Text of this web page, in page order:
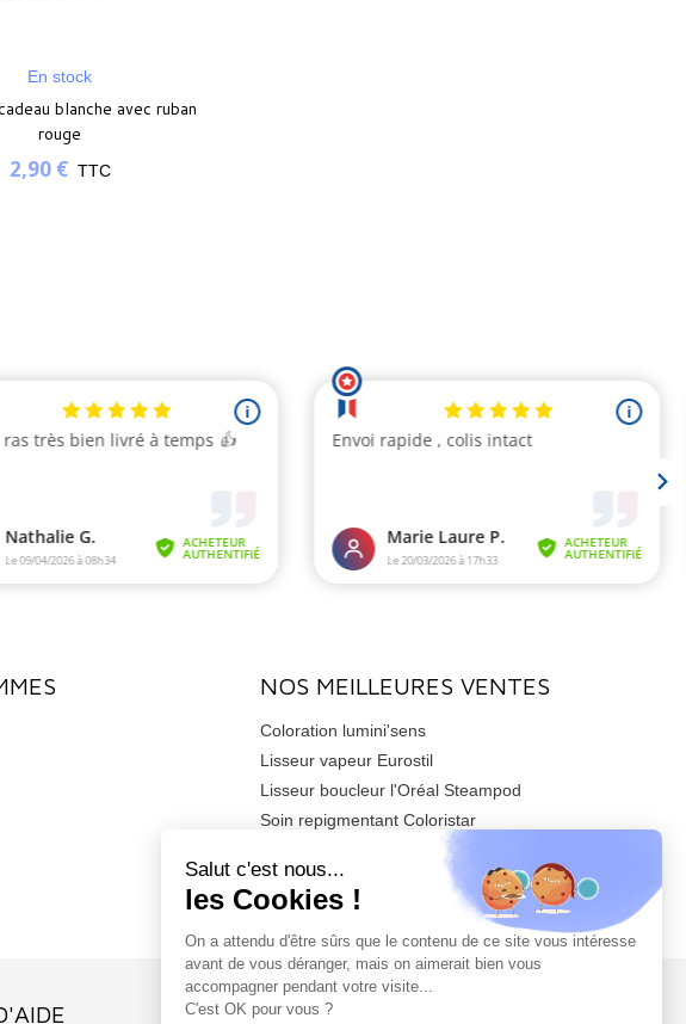
En stock
blanche avec ruban
rouge
2,90 € TTC
NOS MEILLEURES VENTES
Coloration lumini'sens
Lisseur vapeur Eurostil
Lisseur boucleur l'Oréal Steampod
Soin repigmentant Coloristar
Sèche-cheveux Azzuro 2200watts
Tondeuse de finition Barber T CUSTOM
PRO
NEWSLETTER